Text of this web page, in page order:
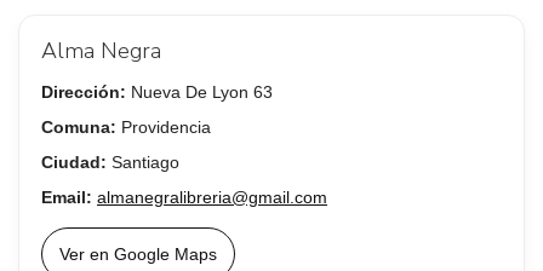
Alma Negra
Dirección: Nueva De Lyon 63
Comuna: Providencia
Ciudad: Santiago
Email: almanegralibreria@gmail.com
Ver en Google Maps